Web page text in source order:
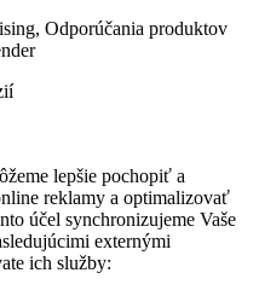
Odporúčania produktov
lepšie pochopiť a
reklamy a optimalizovať
účel synchronizujeme Vaše
externými
ich služby: